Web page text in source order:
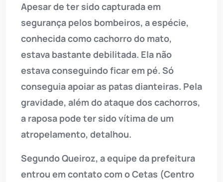
Apesar de ter sido capturada em
segurança pelos bombeiros, a espécie,
conhecida como cachorro do mato,
estava bastante debilitada. Ela não
estava conseguindo ficar em pé. Só
conseguia apoiar as patas dianteiras. Pela
gravidade, além do ataque dos cachorros,
a raposa pode ter sido vítima de um
atropelamento, detalhou.
Segundo Queiroz, a equipe da prefeitura
entrou em contato com o Cetas (Centro